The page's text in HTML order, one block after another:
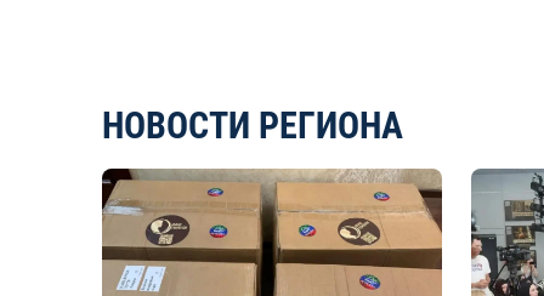
НОВОСТИ РЕГИОНА